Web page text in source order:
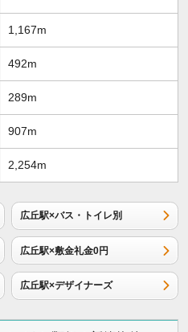
1,167m
492m
289m
907m
2,254m
広丘駅×バス・トイレ別
広丘駅×敷金礼金0円
広丘駅×デザイナーズ